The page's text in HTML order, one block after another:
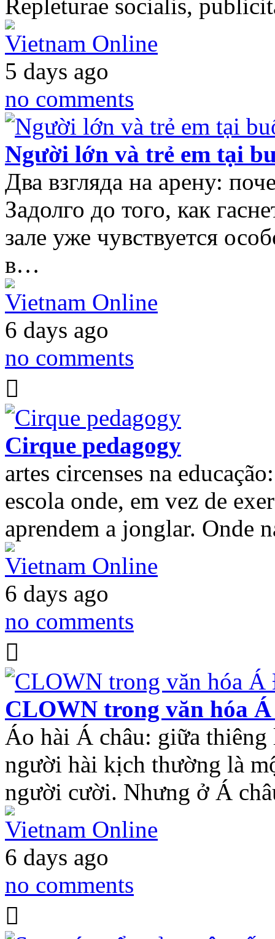
Repleturae socialis,
Vietnam Online
5 days ago
no comments
Người lớn và trẻ em tại
Два взгляда на арену:
Задолго до того, как
зале уже чувствуется
в…
Vietnam Online
6 days ago
no comments
Cirque pedagogy
artes circenses na
escola onde, em vez de
aprendem a jonglar. Onde
Vietnam Online
6 days ago
no comments
CLOWN trong văn hóa
Áo hài Á châu: giữa
người hài kịch thường là
người cười. Nhưng ở Á
Vietnam Online
6 days ago
no comments